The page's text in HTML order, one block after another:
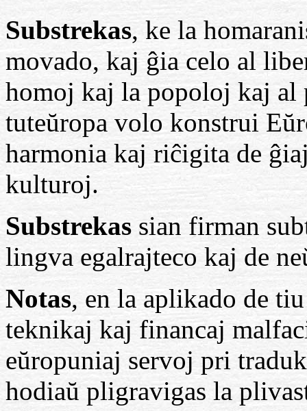
Substrekas, ke la
movado, kaj ĝia celo al
homoj kaj la popoloj kaj al
tuteŭropa volo konstrui
harmonia kaj riĉigita de
kulturoj.
Substrekas sian firman
lingva egalrajteco kaj de
Notas, en la aplikado de
teknikaj kaj financaj
eŭropuniaj servoj pri
hodiaŭ pligravigas la